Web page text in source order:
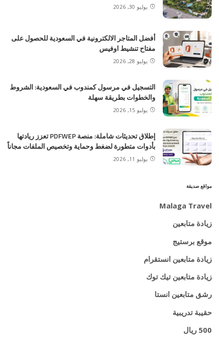
يوليو 30, 2026
أفضل المتاجر الالكترونية في السعودية للحصول على
مفتاح تنشيط اوفيس
يوليو 28, 2026
التسجيل في مرسول كمندوب في السعودية: الشروط
والخطوات بطريقة سهلة
يوليو 15, 2026
إطلاق تحديثات شاملة: منصة PDFWEP تعزز ريادتها
بأدوات متطورة لضغط وحماية وتخصيص الملفات مجاناً
يوليو 11, 2026
مواقع صديقة
Malaga Travel
زيادة متابعين
موقع برستيج
زيادة متابعين انستقرام
زيادة متابعين تيك توك
رشق متابعين انستا
حقيبة تدريبية
500 ريال